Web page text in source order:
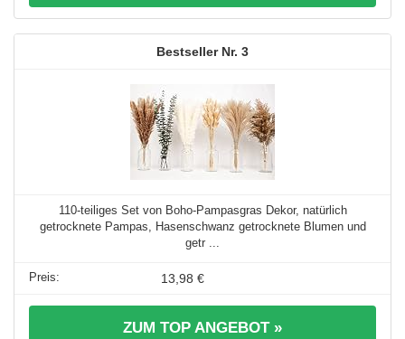
3
110-teiliges Set von Boho-Pampasgras Dekor, natürlich
getrocknete Pampas, Hasenschwanz getrocknete Blumen und
getr ...
13,98 €
ZUM TOP ANGEBOT »